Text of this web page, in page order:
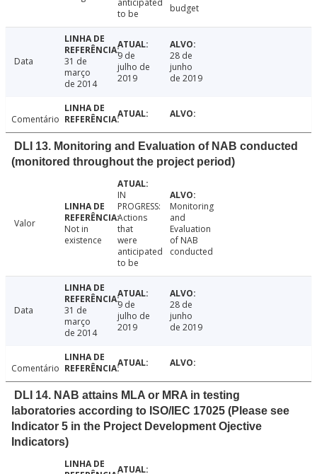
anticipated
to be
budget
Data
31 de
março
de 2014
9 de
julho de
2019
28 de
junho
de 2019
Comentário
DLI 13. Monitoring and Evaluation of NAB conducted
(monitored throughout the project period)
Valor
Not in
existence
IN
PROGRESS:
Actions
that
were
anticipated
to be
Monitoring
and
Evaluation
of NAB
conducted
Data
31 de
março
de 2014
9 de
julho de
2019
28 de
junho
de 2019
Comentário
DLI 14. NAB attains MLA or MRA in testing
laboratories according to ISO/IEC 17025 (Please see
Indicator 5 in the Project Development Ojective
Indicators)